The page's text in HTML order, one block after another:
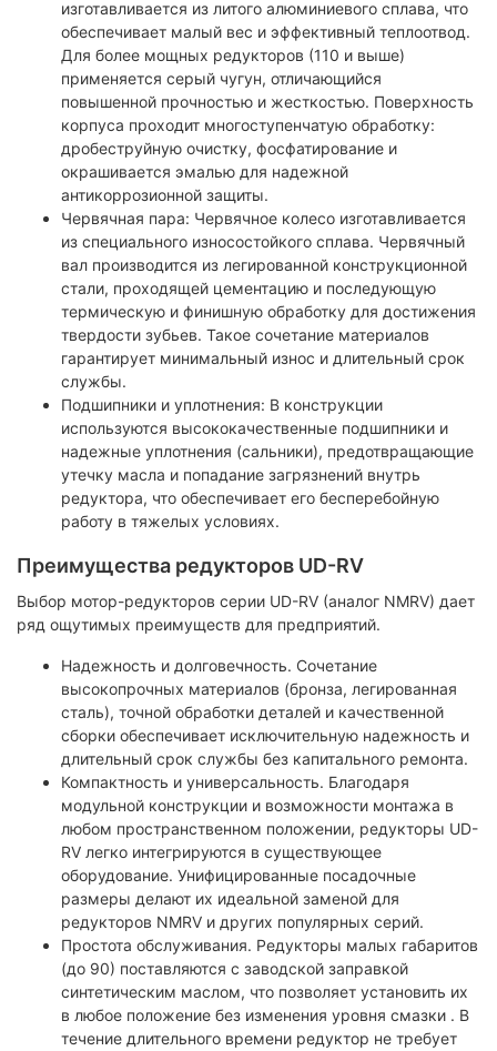
изготавливается из литого алюминиевого сплава, что
обеспечивает малый вес и эффективный теплоотвод.
Для более мощных редукторов (110 и выше)
применяется серый чугун, отличающийся
повышенной прочностью и жесткостью. Поверхность
корпуса проходит многоступенчатую обработку:
дробеструйную очистку, фосфатирование и
окрашивается эмалью для надежной
антикоррозионной защиты.
Червячная пара: Червячное колесо изготавливается
из специального износостойкого сплава. Червячный
вал производится из легированной конструкционной
стали, проходящей цементацию и последующую
термическую и финишную обработку для достижения
твердости зубьев. Такое сочетание материалов
гарантирует минимальный износ и длительный срок
службы.
Подшипники и уплотнения: В конструкции
используются высококачественные подшипники и
надежные уплотнения (сальники), предотвращающие
утечку масла и попадание загрязнений внутрь
редуктора, что обеспечивает его бесперебойную
работу в тяжелых условиях.
Преимущества редукторов UD-RV
Выбор мотор-редукторов серии UD-RV (аналог NMRV) дает
ряд ощутимых преимуществ для предприятий.
Надежность и долговечность. Сочетание
высокопрочных материалов (бронза, легированная
сталь), точной обработки деталей и качественной
сборки обеспечивает исключительную надежность и
длительный срок службы без капитального ремонта.
Компактность и универсальность. Благодаря
модульной конструкции и возможности монтажа в
любом пространственном положении, редукторы UD-
RV легко интегрируются в существующее
оборудование. Унифицированные посадочные
размеры делают их идеальной заменой для
редукторов NMRV и других популярных серий.
Простота обслуживания. Редукторы малых габаритов
(до 90) поставляются с заводской заправкой
синтетическим маслом, что позволяет установить их
в любое положение без изменения уровня смазки . В
течение длительного времени редуктор не требует